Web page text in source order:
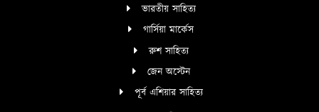
ভারতীয় সাহিত্য
গার্সিয়া মার্কেস
রুশ সাহিত্য
জেন অস্টেন
পূর্ব এশিয়ার সাহিত্য